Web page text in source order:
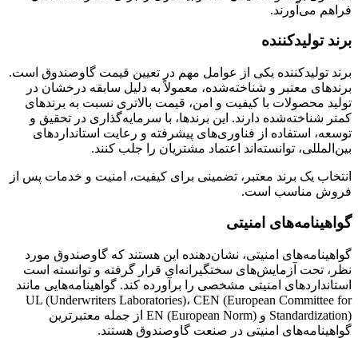
فراهم می‌آورند.
برند تولیدکننده
برند تولیدکننده یکی از عوامل مهم در تعیین قیمت گاوصندوق است.
برندهای معتبر و شناخته‌شده، معمولاً به دلیل سابقه درخشان در
تولید محصولات با کیفیت و امن، قیمت بالاتری نسبت به برندهای
کمتر شناخته‌شده دارند. این برندها، با سرمایه‌گذاری در تحقیق و
توسعه، استفاده از فناوری‌های پیشرفته و رعایت استانداردهای
بین‌المللی، توانسته‌اند اعتماد مشتریان را جلب کنند.
انتخاب یک برند معتبر، تضمینی برای کیفیت، امنیت و خدمات پس از
فروش مناسب است.
گواهینامه‌های امنیتی
گواهینامه‌های امنیتی، نشان‌دهنده این هستند که گاوصندوق مورد
نظر، تحت آزمایش‌های سختگیرانه‌ای قرار گرفته و توانسته است
استانداردهای امنیتی مشخصی را برآورده کند. گواهینامه‌هایی مانند
UL (Underwriters Laboratories)، CEN (European Committee for
Standardization) و EN (European Norm) از جمله معتبرترین
گواهینامه‌های امنیتی در صنعت گاوصندوق هستند.